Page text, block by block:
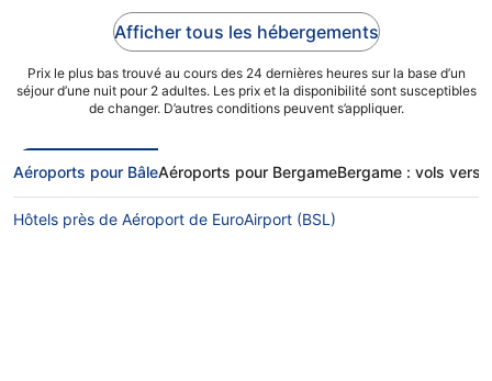
Afficher tous les hébergements
Prix le plus bas trouvé au cours des 24 dernières heures sur la base d’un
séjour d’une nuit pour 2 adultes. Les prix et la disponibilité sont susceptibles
de changer. D’autres conditions peuvent s’appliquer.
Aéroports pour BâleAéroports pour BergameBergame : vols vers
Hôtels près de Aéroport de EuroAirport (BSL)